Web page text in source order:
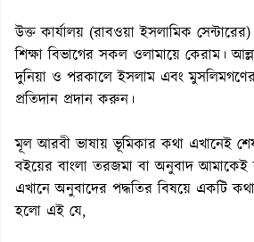
উক্ত কার্যালয় (রাবওয়া ইসলামিক
শিক্ষা বিভাগের সকল ওলামায়ে কেরাম।
দুনিয়া ও পরকালে ইসলাম এবং
প্রতিদান প্রদান করুন।
মূল আরবী ভাষায় ভূমিকার কথা এখানেই
বইয়ের বাংলা তরজমা বা অনুবাদ
এখানে অনুবাদের পদ্ধতির বিষয়ে একটি
হলো এই যে,